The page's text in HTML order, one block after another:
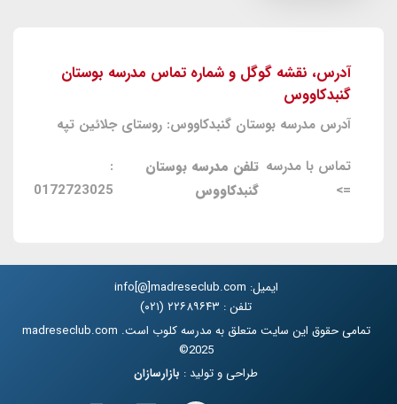
آدرس، نقشه گوگل و شماره تماس مدرسه بوستان
گنبدکاووس
آدرس مدرسه بوستان گنبدکاووس: روستای جلائین تپه
تماس با مدرسه
=>
تلفن مدرسه بوستان
گنبدکاووس
:
0172723025
ایمیل: info[@]madreseclub.com
تلفن : ۲۲۶۸۹۶۴۳ (۰۲۱)
تمامی حقوق این سایت متعلق به مدرسه کلوب است. madreseclub.com
2025©
طراحی و تولید : بازارسازان